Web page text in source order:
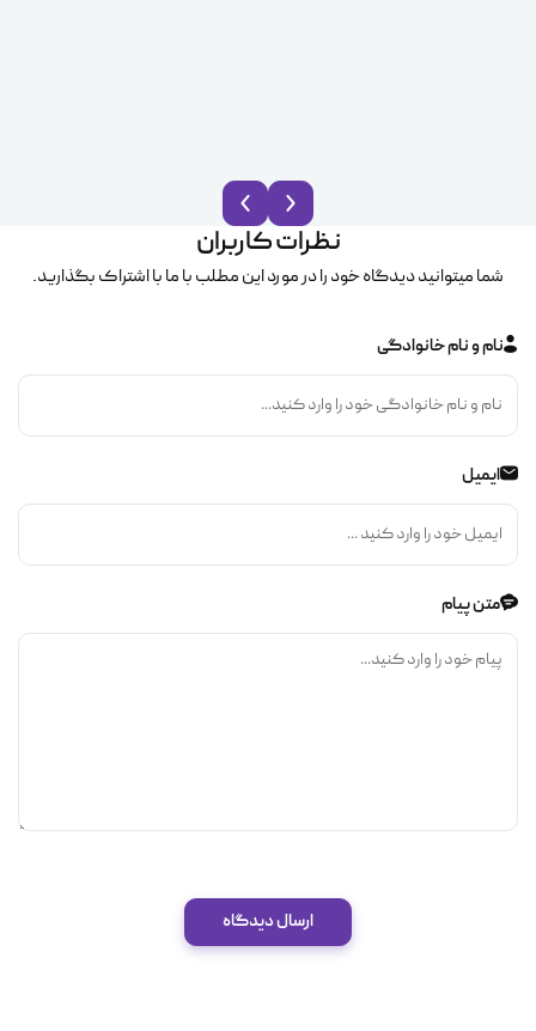
نظرات کاربران
شما میتوانید دیدگاه خود را در مورد این مطلب با ما با اشتراک بگذارید.
نام و نام خانوادگی
ایمیل
متن پیام
ارسال دیدگاه